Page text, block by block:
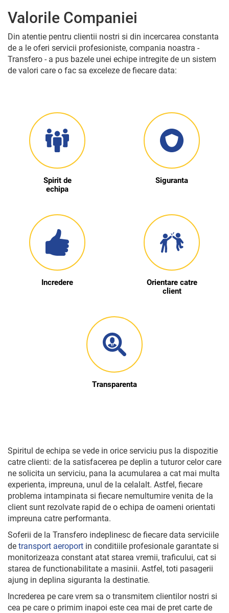
Valorile Companiei
Din atentie pentru clientii nostri si din incercarea constanta
de a le oferi servicii profesioniste, compania noastra -
Transfero - a pus bazele unei echipe intregite de un sistem
de valori care o fac sa exceleze de fiecare data:
Spirit de
echipa
Siguranta
Incredere
Orientare catre
client
Transparenta
Spiritul de echipa se vede in orice serviciu pus la dispozitie
catre clienti: de la satisfacerea pe deplin a tuturor celor care
ne solicita un serviciu, pana la acumularea a cat mai multa
experienta, impreuna, unul de la celalalt. Astfel, fiecare
problema intampinata si fiecare nemultumire venita de la
client sunt rezolvate rapid de o echipa de oameni orientati
impreuna catre performanta.
Soferii de la Transfero indeplinesc de fiecare data serviciile
de transport aeroport in conditiile profesionale garantate si
monitorizeaza constant atat starea vremii, traficului, cat si
starea de functionabilitate a masinii. Astfel, toti pasagerii
ajung in deplina siguranta la destinatie.
Increderea pe care vrem sa o transmitem clientilor nostri si
cea pe care o primim inapoi este cea mai de pret carte de